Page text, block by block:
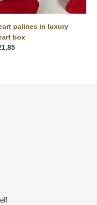
palines in luxury
box